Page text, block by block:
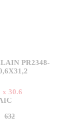
PR2348-
x 30.6
632